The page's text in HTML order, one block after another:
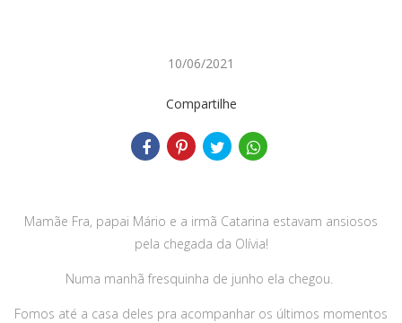
10/06/2021
Compartilhe
Mamãe Fra, papai Mário e a irmã Catarina estavam ansiosos
pela chegada da Olívia!
Numa manhã fresquinha de junho ela chegou.
Fomos até a casa deles pra acompanhar os últimos momentos